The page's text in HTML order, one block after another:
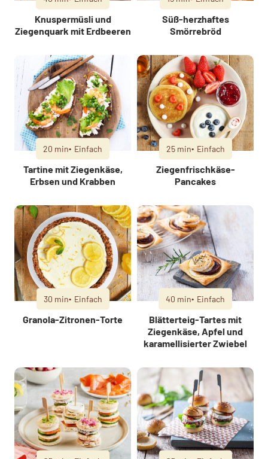
Knuspermüsli und
Ziegenquark mit Erdbeeren
Süß-herzhaftes
Smörrebröd
20 min Einfach
Tartine mit Ziegenkäse,
Erbsen und Krabben
25 min Einfach
Ziegenfrischkäse-
Pancakes
30 min Einfach
Granola-Zitronen-Torte
40 min Einfach
Blätterteig-Tartes mit
Ziegenkäse, Apfel und
karamellisierter Zwiebel